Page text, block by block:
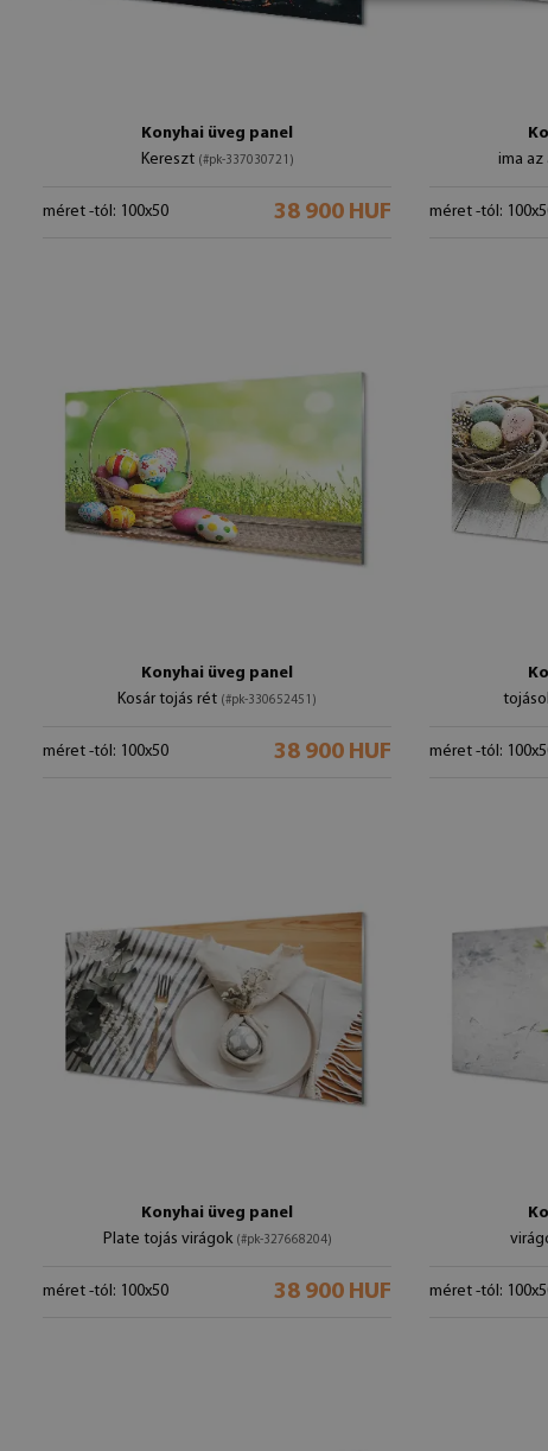
Konyhai üveg panel
Kereszt (#pk-337030721)
méret -tól: 100x50 38 900 HUF
ima az
méret -tól:
Konyhai üveg panel
Kosár tojás rét (#pk-330652451)
méret -tól: 100x50 38 900 HUF méret -tól:
Konyhai üveg panel
Plate tojás virágok (#pk-327668204)
méret -tól: 100x50 38 900 HUF méret -tól: